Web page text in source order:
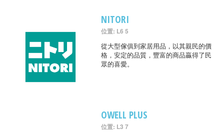
NITORI
位置: L6 5
從大型傢俱到家居用品，以其親民的價
格，安定的品質，豐富的商品贏得了民
眾的喜愛。
OWELL PLUS
位置: L3 7